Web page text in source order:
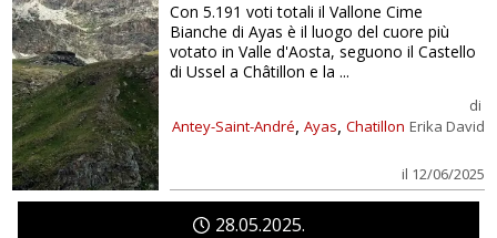
Antey-Saint-André, Ayas, Chatillon
di
Erika David
il 12/06/2025
Con 5.191 voti totali il Vallone Cime
Bianche di Ayas è il luogo del cuore più
votato in Valle d'Aosta, seguono il Castello
di Ussel a Châtillon e la ...
2805 2025